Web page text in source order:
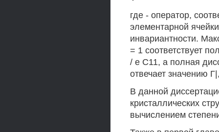
где - оператор,
элементарной
инвариантности.
= 1 соответствует
/ е С11, а полная
отвечает значению
В данной
кристаллических
вычислением